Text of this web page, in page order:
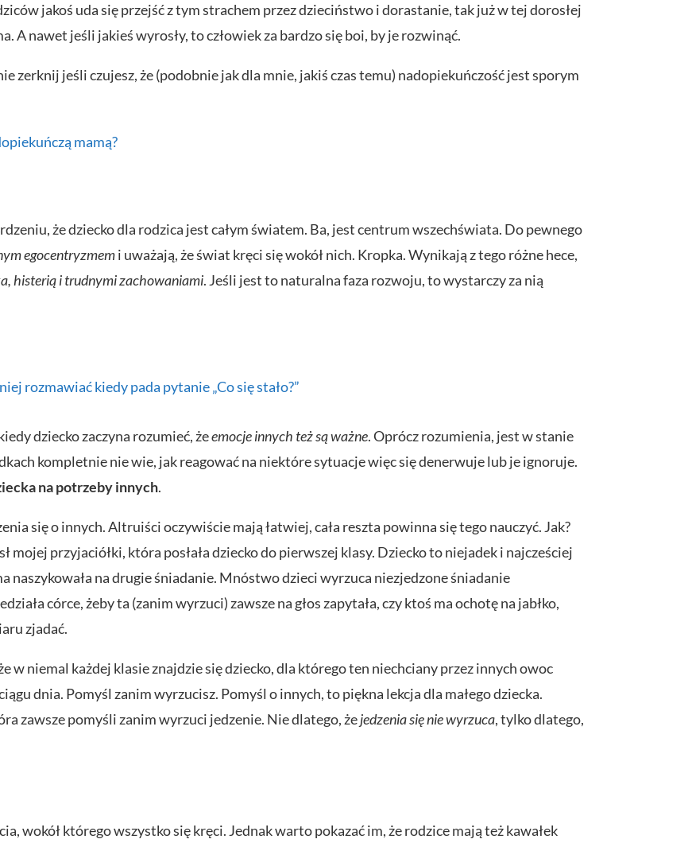
jakoś uda się przejść z tym strachem przez dzieciństwo i dorastanie, tak już w tej dorosłej
A nawet jeśli jakieś wyrosły, to człowiek za bardzo się boi, by je rozwinąć.
zerknij jeśli czujesz, że (podobnie jak dla mnie, jakiś czas temu) nadopiekuńczość jest sporym
mamą?
że dziecko dla rodzica jest całym światem. Ba, jest centrum wszechświata. Do pewnego
egocentryzmemi uważają, że świat kręci się wokół nich. Kropka. Wynikają z tego różne hece,
histerią i trudnymi zachowaniami. Jeśli jest to naturalna faza rozwoju, to wystarczy za nią
rozmawiać kiedy pada pytanie „Co się stało?”
dziecko zaczyna rozumieć, żeemocje innych też są ważne. Oprócz rozumienia, jest w stanie
kompletnie nie wie, jak reagować na niektóre sytuacje więc się denerwuje lub je ignoruje.
na potrzeby innych.
się o innych. Altruiści oczywiście mają łatwiej, cała reszta powinna się tego nauczyć. Jak?
mojej przyjaciółki, która posłała dziecko do pierwszej klasy. Dziecko to niejadek i najcześciej
naszykowała na drugie śniadanie. Mnóstwo dzieci wyrzuca niezjedzone śniadanie
córce, żeby ta (zanim wyrzuci) zawsze na głos zapytała, czy ktoś ma ochotę na jabłko,
zjadać.
w niemal każdej klasie znajdzie się dziecko, dla którego ten niechciany przez innych owoc
dnia. Pomyśl zanim wyrzucisz. Pomyśl o innych, to piękna lekcja dla małego dziecka.
zawsze pomyśli zanim wyrzuci jedzenie. Nie dlatego, żejedzenia się nie wyrzuca, tylko dlatego,
wokół którego wszystko się kręci. Jednak warto pokazać im, że rodzice mają też kawałek